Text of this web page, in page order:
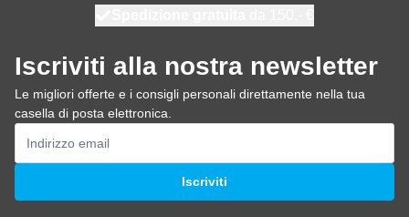
Iscriviti alla nostra newsletter
Le migliori offerte e i consigli personali direttamente nella tua
casella di posta elettronica.
Indirizzo email
Iscriviti